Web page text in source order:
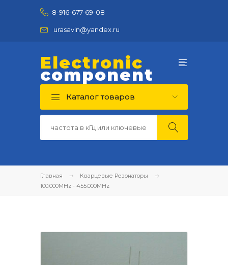
8-916-677-69-08
urasavin@yandex.ru
Electronic
component
Каталог товаров
Главная
Кварцевые Резонаторы
100.000MHz - 455.000MHz